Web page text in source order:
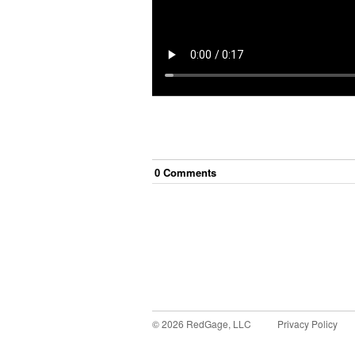
0 Comments
©2026 RedGage, LLC Privacy Policy